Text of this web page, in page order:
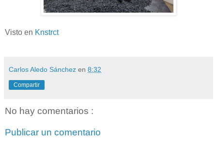
Visto en Knstrct
Carlos Aledo Sánchez en 8:32
Compartir
No hay comentarios :
Publicar un comentario